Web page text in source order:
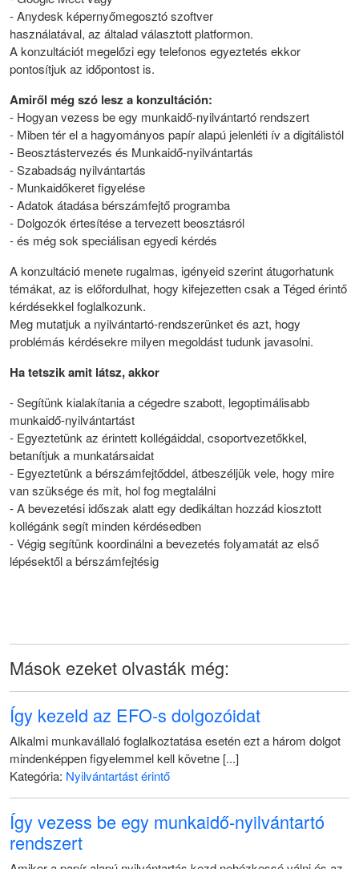
- Anydesk képernyőmegosztó szoftver
használatával, az általad választott platformon.
A konzultációt megelőzi egy telefonos egyeztetés ekkor
pontosítjuk az időpontost is.
Amiről még szó lesz a konzultáción:
- Hogyan vezess be egy munkaidő-nyilvántartó rendszert
- Miben tér el a hagyományos papír alapú jelenléti ív a digitálistól
- Beosztástervezés és Munkaidő-nyilvántartás
- Szabadság nyilvántartás
- Munkaidőkeret figyelése
- Adatok átadása bérszámfejtő programba
- Dolgozók értesítése a tervezett beosztásról
- és még sok speciálisan egyedi kérdés
A konzultáció menete rugalmas, igényeid szerint átugorhatunk
témákat, az is előfordulhat, hogy kifejezetten csak a Téged érintő
kérdésekkel foglalkozunk.
Meg mutatjuk a nyilvántartó-rendszerünket és azt, hogy
problémás kérdésekre milyen megoldást tudunk javasolni.
Ha tetszik amit látsz, akkor
- Segítünk kialakítania a cégedre szabott, legoptimálisabb
munkaidő-nyilvántartást
- Egyeztetünk az érintett kollégáiddal, csoportvezetőkkel,
betanítjuk a munkatársaidat
- Egyeztetünk a bérszámfejtőddel, átbeszéljük vele, hogy mire
van szüksége és mit, hol fog megtalálni
- A bevezetési időszak alatt egy dedikáltan hozzád kiosztott
kollégánk segít minden kérdésedben
- Végig segítünk koordinálni a bevezetés folyamatát az első
lépésektől a bérszámfejtésig
Mások ezeket olvasták még:
Így kezeld az EFO-s dolgozóidat
Alkalmi munkavállaló foglalkoztatása esetén ezt a három dolgot
mindenképpen figyelemmel kell követne [...]
Kategória: Nyilvántartást érintő
Így vezess be egy munkaidő-nyilvántartó
rendszert